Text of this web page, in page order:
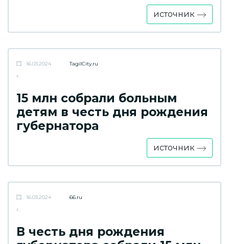
источник
16.03.2024
г.
TagilCity.ru
15 млн собрали больным
детям в честь дня рождения
губернатора
источник
16.03.2024
г.
66.ru
В честь дня рождения